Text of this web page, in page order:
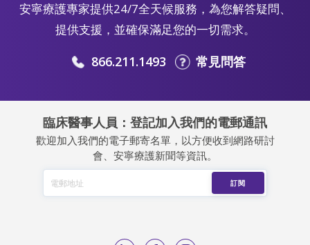
安寧療護專家提供24/7全天候服務，為您解答疑問、
提供支援，並確保滿足您的一切需求。
866.211.1493 常見問答
臨床醫事人員：登記加入我們的電郵通訊
歡迎加入我們的電子郵寄名單，以方便收到網路研討
會、安寧療護新聞等資訊。